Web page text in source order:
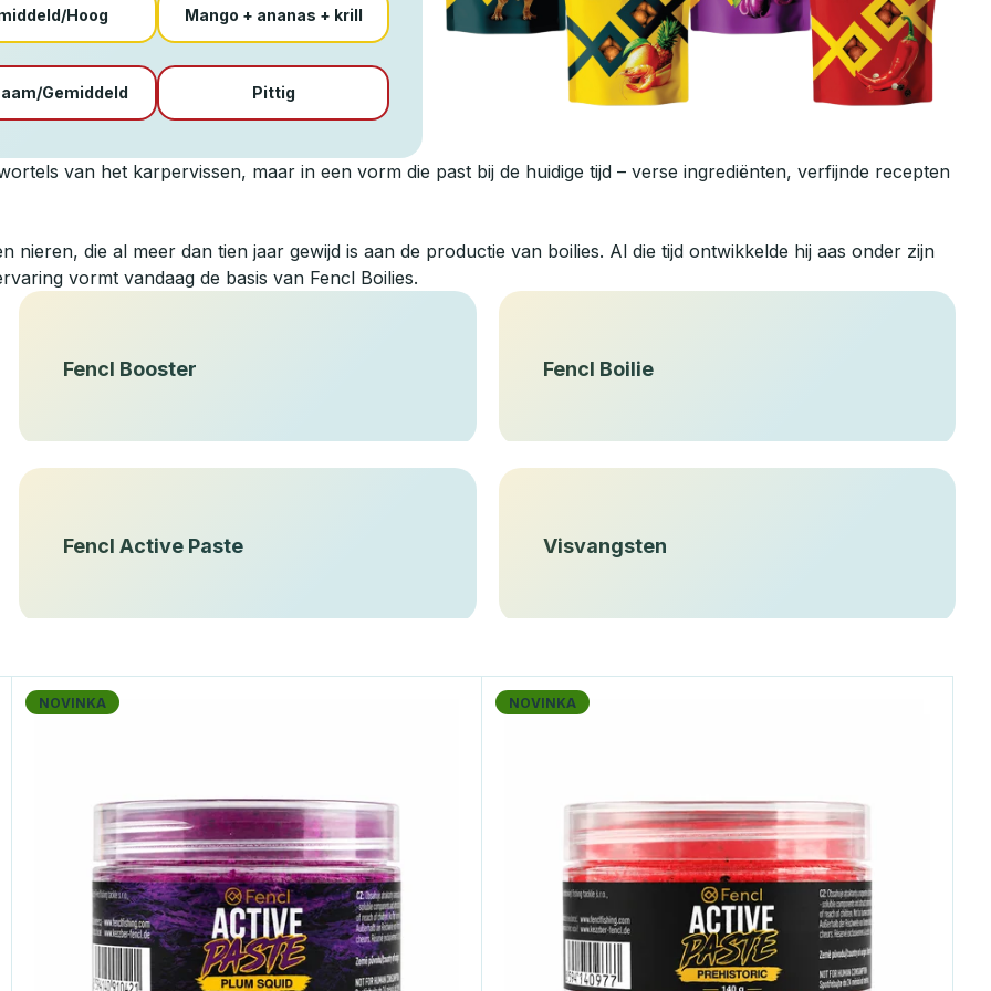
Hoog Mango + ananas + krill
Gemiddeld Pittig
van het karpervissen, maar in een vorm die past bij de huidige tijd – verse ingrediënten, verfijnde recepten
nieren, die al meer dan tien jaar gewijd is aan de productie van boilies. Al die tijd ontwikkelde hij aas onder zijn
vormt vandaag de basis van Fencl Boilies.
Fencl Booster Fencl Boilie
Fencl Active Paste Visvangsten
NOVINKA NOVINKA